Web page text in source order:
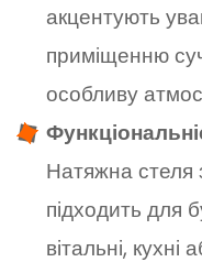
акцентують
приміщенню
особливу
Натяжна стеля
підходить для
вітальні,